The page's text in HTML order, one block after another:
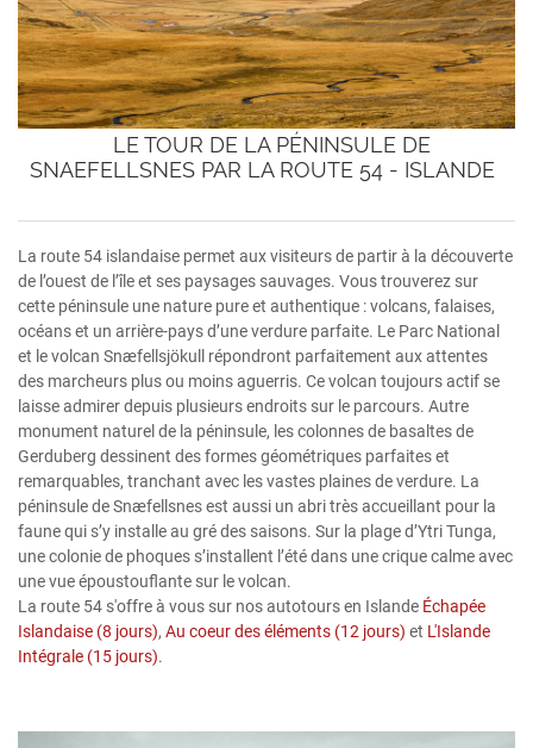
LE TOUR DE LA PÉNINSULE DE
SNAEFELLSNES PAR LA ROUTE 54 - ISLANDE
La route 54 islandaise permet aux visiteurs de partir à la découverte
de l’ouest de l’île et ses paysages sauvages. Vous trouverez sur
cette péninsule une nature pure et authentique : volcans, falaises,
océans et un arrière-pays d’une verdure parfaite. Le Parc National
et le volcan Snæfellsjökull répondront parfaitement aux attentes
des marcheurs plus ou moins aguerris. Ce volcan toujours actif se
laisse admirer depuis plusieurs endroits sur le parcours. Autre
monument naturel de la péninsule, les colonnes de basaltes de
Gerduberg dessinent des formes géométriques parfaites et
remarquables, tranchant avec les vastes plaines de verdure. La
péninsule de Snæfellsnes est aussi un abri très accueillant pour la
faune qui s’y installe au gré des saisons. Sur la plage d’Ytri Tunga,
une colonie de phoques s’installent l’été dans une crique calme avec
une vue époustouflante sur le volcan.
La route 54 s'offre à vous sur nos autotours en Islande Échapée
Islandaise (8 jours), Au coeur des éléments (12 jours) et L'Islande
Intégrale (15 jours).